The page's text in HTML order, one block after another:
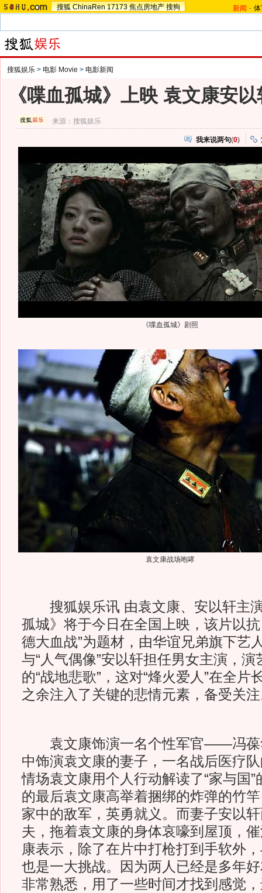
搜狐 ChinaRen 17173 焦点房地产 搜狗 新闻 -
搜狐娱乐 > 电影 Movie > 电影新闻
《喋血孤城》上映 袁文康安
来源：搜狐娱乐
我来说两句(0)
《喋血孤城》剧照
袁文康战场咆哮
搜狐娱乐讯 由袁文康、安以轩主
孤城》将于今日在全国上映，该片以
德大血战”为题材，由华谊兄弟旗下艺
与“人气偶像”安以轩担任男女主演，
的“战地悲歌”，这对“烽火爱人”在全片
之余注入了关键的悲情元素，备受关
袁文康饰演一名个性军官——冯葆
中饰演袁文康的妻子，一名战后医疗
情场袁文康用个人行动解读了“家与国
的最后袁文康高举着捆绑的炸弹的竹
家中的敌军，英勇就义。而妻子安以
夫，拖着袁文康的身体哀嚎到屋顶，
康表示，除了在片中打枪打到手软外
也是一大挑战。因为两人已经是多年
非常熟悉，用了一些时间才找到感觉